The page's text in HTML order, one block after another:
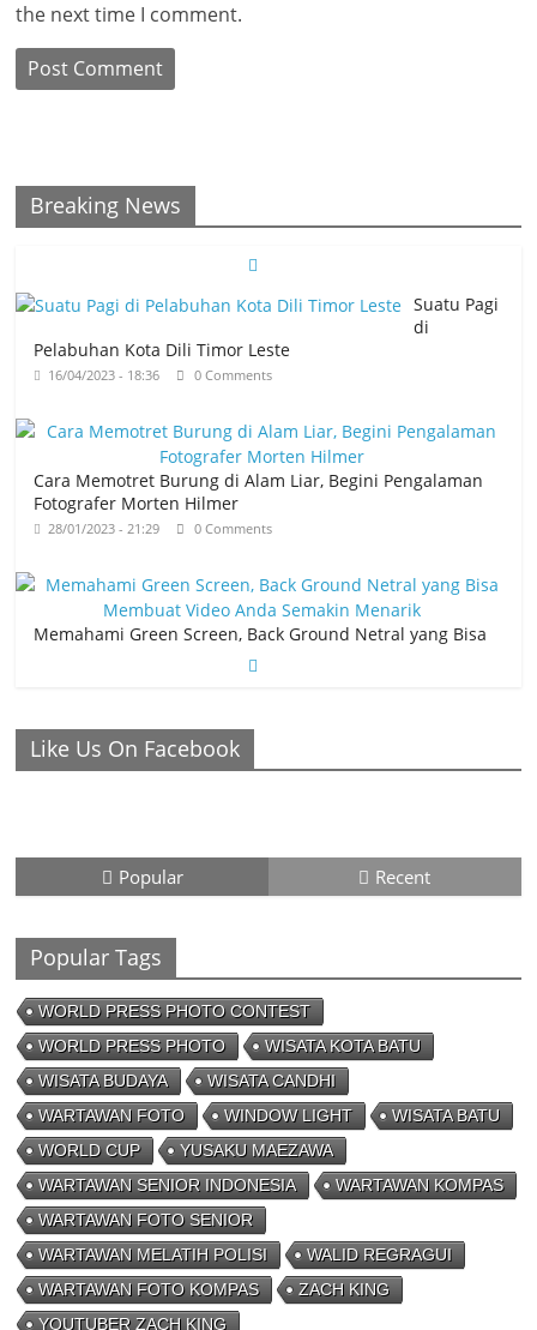
the next time I comment.
Breaking News
Suatu Pagi
di
Pelabuhan Kota Dili Timor Leste
16/04/2023 - 18:36 0 Comments
Cara Memotret Burung di Alam Liar, Begini Pengalaman
Fotografer Morten Hilmer
28/01/2023 - 21:29 0 Comments
Memahami Green Screen, Back Ground Netral yang Bisa
Membuat Video Anda Semakin Menarik
Ronaldo Istiqomah di Al Nassr, Bersiap
di Laga Piala Super Arab, Messi
Per Bulan Dari Foto Handphone
04/08/2023 - 09:26
Like Us On Facebook
Popular Recent
Popular Tags
WORLD PRESS PHOTO CONTEST
WORLD PRESS PHOTO
WISATA KOTA BATU
WISATA BUDAYA
WISATA CANDHI
WARTAWAN FOTO
WINDOW LIGHT
WISATA BATU
WORLD CUP
YUSAKU MAEZAWA
WARTAWAN SENIOR INDONESIA
WARTAWAN KOMPAS
WARTAWAN FOTO SENIOR
WARTAWAN MELATIH POLISI
WALID REGRAGUI
WARTAWAN FOTO KOMPAS
ZACH KING
YOUTUBER ZACH KING